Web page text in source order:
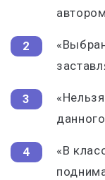
«В